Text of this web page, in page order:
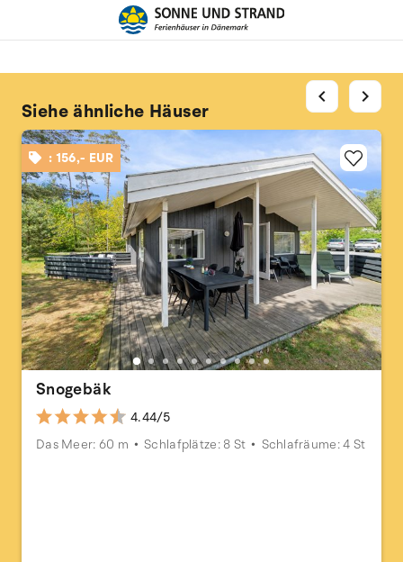
Siehe ähnliche Häuser
: 156,- EUR
Snogebäk
4.44/5
Das Meer: 60 m
Schlafplätze: 8 St Schlafräume: 4 St
chevron_left chevron_right